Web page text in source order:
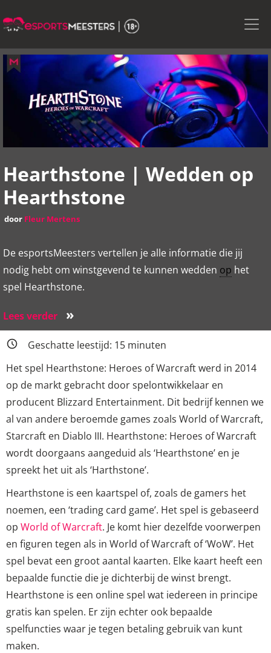
to
content
Hearthstone | Wedden op
Hearthstone
door Fleur Mertens
De esportsMeesters vertellen je alle informatie die jij
nodig hebt om winstgevend te kunnen wedden op het
spel Hearthstone.
Lees verder »
Geschatte leestijd: 15 minuten
Het spel Hearthstone: Heroes of Warcraft werd in 2014
op de markt gebracht door spelontwikkelaar en
producent Blizzard Entertainment. Dit bedrijf kennen we
al van andere beroemde games zoals World of Warcraft,
Starcraft en Diablo III. Hearthstone: Heroes of Warcraft
wordt doorgaans aangeduid als ‘Hearthstone’ en je
spreekt het uit als ‘Harthstone’.
Hearthstone is een kaartspel of, zoals de gamers het
noemen, een ‘trading card game’. Het spel is gebaseerd
op World of Warcraft. Je komt hier dezelfde voorwerpen
en figuren tegen als in World of Warcraft of ‘WoW’. Het
spel bevat een groot aantal kaarten. Elke kaart heeft een
bepaalde functie die je dichterbij de winst brengt.
Hearthstone is een online spel wat iedereen in principe
gratis kan spelen. Er zijn echter ook bepaalde
spelfuncties waar je tegen betaling gebruik van kunt
maken.